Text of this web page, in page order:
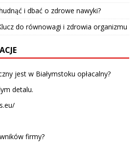
i dbać o zdrowe nawyki?
do równowagi i zdrowia organizmu
jest w Białymstoku opłacalny?
detalu.
firmy?